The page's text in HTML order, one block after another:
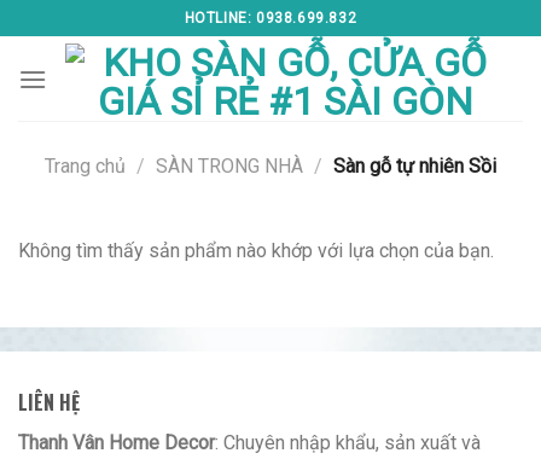
content
HOTLINE: 0938.699.832
Trang chủ / SÀN TRONG NHÀ / Sàn gỗ tự nhiên Sồi
Không tìm thấy sản phẩm nào khớp với lựa chọn của bạn.
LIÊN HỆ
Thanh Vân Home Decor: Chuyên nhập khẩu, sản xuất và